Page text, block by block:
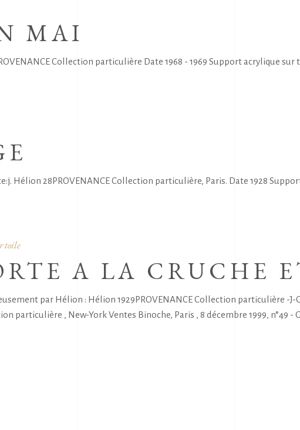
MAI
Collection particulière Date 1968 - 1969 Support acrylique
Hélion 28PROVENANCE Collection particulière, Paris. Date 1928
toile
A LA CRUCHE
par Hélion : Hélion 1929PROVENANCE Collection particulière -
particulière , New-York Ventes Binoche, Paris , 8 décembre 1999, n°49 -